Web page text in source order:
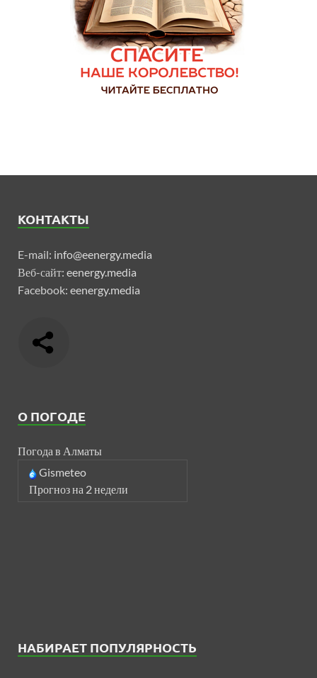
КОНТАКТЫ
E-mail: info@eenergy.media
Веб-сайт: eenergy.media
Facebook: eenergy.media
О ПОГОДЕ
Погода в Алматы
Gismeteo
Прогноз на 2 недели
НАБИРАЕТ ПОПУЛЯРНОСТЬ